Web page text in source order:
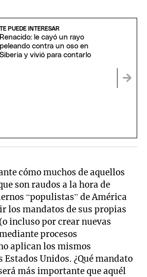
TE PUEDE INTERESAR
Renacido: le cayó un rayo
peleando contra un oso en
Siberia y vivió para contarlo
cómo muchos de aquellos
son raudos a la hora de
“populistas” de América
los mandatos de sus propias
incluso por crear nuevas
procesos
aplican los mismos
Estados Unidos. ¿Qué mandato
más importante que aquél